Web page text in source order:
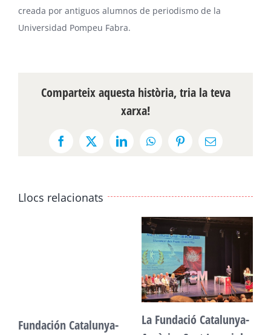
creada por antiguos alumnos de periodismo de la
Universidad Pompeu Fabra.
Comparteix aquesta història, tria la teva
xarxa!
Facebook
X LinkedInWhatsAppPinterestEmail:
Llocs relacionats
Fundación Catalunya-
La Fundació Catalunya-